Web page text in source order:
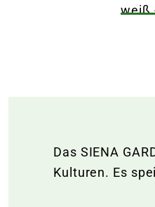
Das SIENA
Kulturen. Es